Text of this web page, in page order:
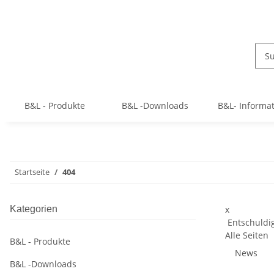
B&L - Produkte B&L -Downloads B&L-
Startseite 404
x
Alle Seiten
News
Kategorien
B&L - Produkte
B&L -Downloads